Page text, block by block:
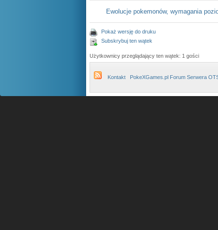
Ewolucje pokemonów, wymagania
Pokaż wersję do druku
Subskrybuj ten wątek
Użytkownicy przeglądający ten wątek: 1 gości
Kontakt PokeXGames.pl Forum Serwera